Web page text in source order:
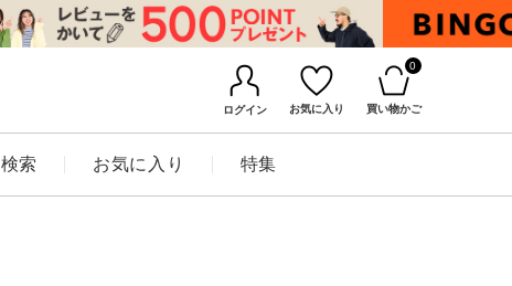
ログイン お気に入り
0
買い物かご
検索 お気に入り 特集